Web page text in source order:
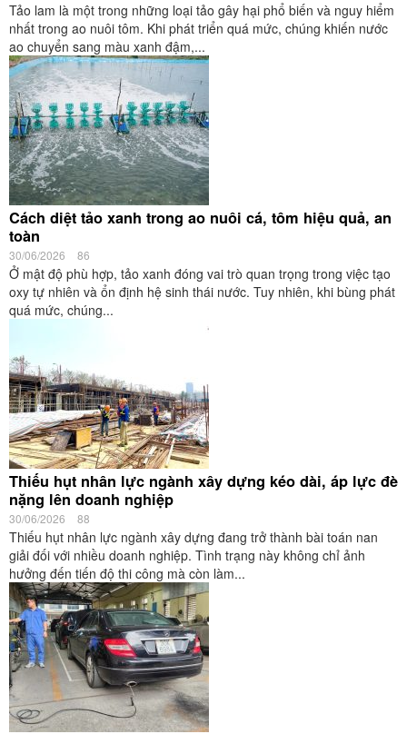
Tảo lam là một trong những loại tảo gây hại phổ biến và nguy hiểm
nhất trong ao nuôi tôm. Khi phát triển quá mức, chúng khiến nước
ao chuyển sang màu xanh đậm,...
Cách diệt tảo xanh trong ao nuôi cá, tôm hiệu quả, an
toàn
30/06/2026 86
Ở mật độ phù hợp, tảo xanh đóng vai trò quan trọng trong việc tạo
oxy tự nhiên và ổn định hệ sinh thái nước. Tuy nhiên, khi bùng phát
quá mức, chúng...
Thiếu hụt nhân lực ngành xây dựng kéo dài, áp lực đè
nặng lên doanh nghiệp
30/06/2026 88
Thiếu hụt nhân lực ngành xây dựng đang trở thành bài toán nan
giải đối với nhiều doanh nghiệp. Tình trạng này không chỉ ảnh
hưởng đến tiến độ thi công mà còn làm...